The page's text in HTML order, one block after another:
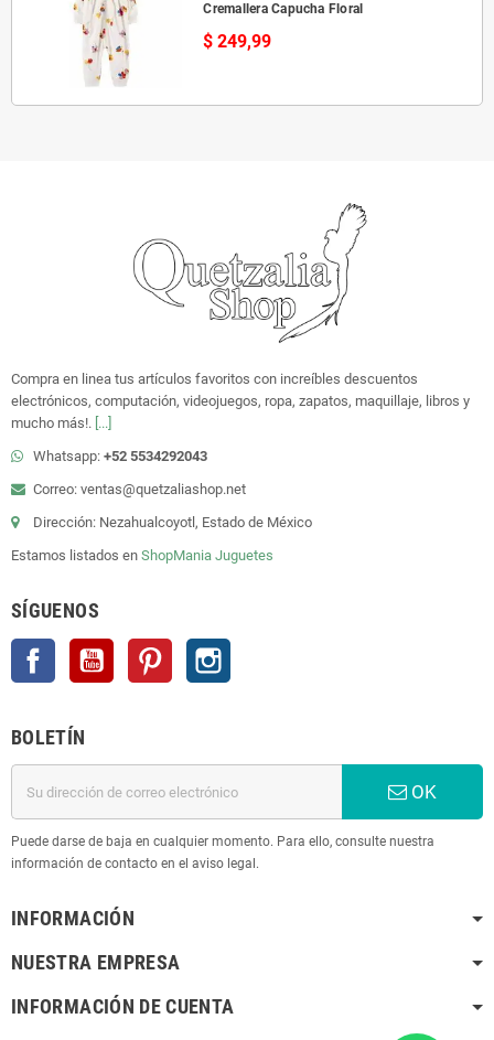
Cremallera Capucha Floral
$ 249,99
Compra en linea tus artículos favoritos con increíbles descuentos
electrónicos, computación, videojuegos, ropa, zapatos, maquillaje, libros y
mucho más!. [...]
Whatsapp: +52 5534292043
Correo: ventas@quetzaliashop.net
Dirección: Nezahualcoyotl, Estado de México
Estamos listados en ShopMania Juguetes
SÍGUENOS
Facebook YouTube Pinterest
BOLETÍN
OK
Puede darse de baja en cualquier momento. Para ello, consulte nuestra
información de contacto en el aviso legal.
INFORMACIÓN
NUESTRA EMPRESA
INFORMACIÓN DE CUENTA